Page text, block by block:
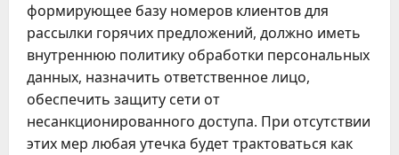
формирующее базу номеров клиентов для
рассылки горячих предложений, должно иметь
внутреннюю политику обработки персональных
данных, назначить ответственное лицо,
обеспечить защиту сети от
несанкционированного доступа. При отсутствии
этих мер любая утечка будет трактоваться как